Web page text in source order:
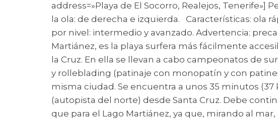
address=»Playa de El Socorro, Realejos,
la ola: de derecha e izquierda. Características: ola
por nivel: intermedio y avanzado. Advertencia:
Martiánez, es la playa surfera más fácilmente
la Cruz. En ella se llevan a cabo campeonatos de
y rolleblading (patinaje con monopatín y con
misma ciudad. Se encuentra a unos 35 minutos
(autopista del norte) desde Santa Cruz. Debe
que para el Lago Martiánez, ya que, mirando al